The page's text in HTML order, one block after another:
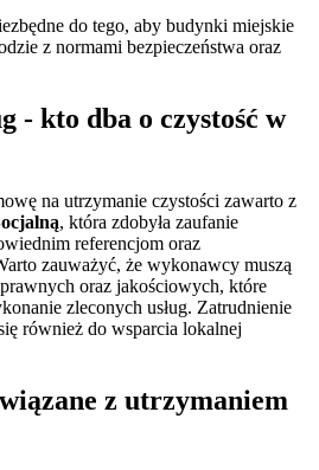
do tego, aby budynki miejskie
z normami bezpieczeństwa oraz
- kto dba o czystość w
na utrzymanie czystości zawarto z
, która zdobyła zaufanie
referencjom oraz
zauważyć, że wykonawcy muszą
oraz jakościowych, które
zleconych usług. Zatrudnienie
również do wsparcia lokalnej
z utrzymaniem